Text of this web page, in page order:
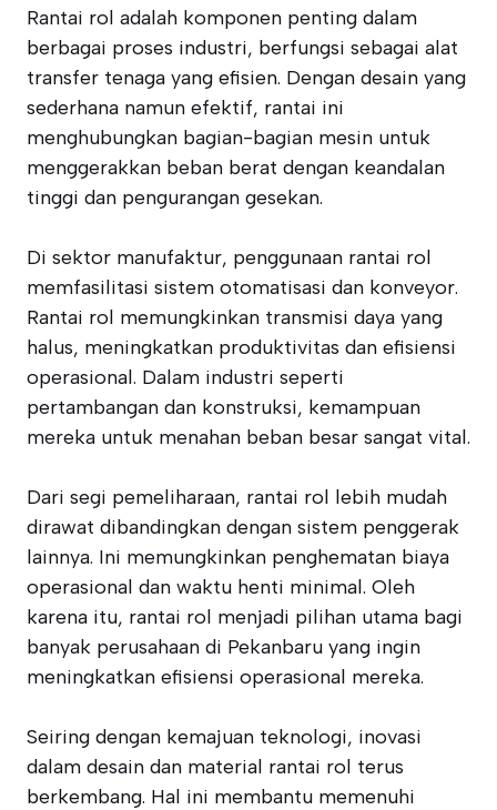
Rantai rol adalah komponen penting dalam
berbagai proses industri, berfungsi sebagai alat
transfer tenaga yang efisien. Dengan desain yang
sederhana namun efektif, rantai ini
menghubungkan bagian-bagian mesin untuk
menggerakkan beban berat dengan keandalan
tinggi dan pengurangan gesekan.
Di sektor manufaktur, penggunaan rantai rol
memfasilitasi sistem otomatisasi dan konveyor.
Rantai rol memungkinkan transmisi daya yang
halus, meningkatkan produktivitas dan efisiensi
operasional. Dalam industri seperti
pertambangan dan konstruksi, kemampuan
mereka untuk menahan beban besar sangat vital.
Dari segi pemeliharaan, rantai rol lebih mudah
dirawat dibandingkan dengan sistem penggerak
lainnya. Ini memungkinkan penghematan biaya
operasional dan waktu henti minimal. Oleh
karena itu, rantai rol menjadi pilihan utama bagi
banyak perusahaan di Pekanbaru yang ingin
meningkatkan efisiensi operasional mereka.
Seiring dengan kemajuan teknologi, inovasi
dalam desain dan material rantai rol terus
berkembang. Hal ini membantu memenuhi